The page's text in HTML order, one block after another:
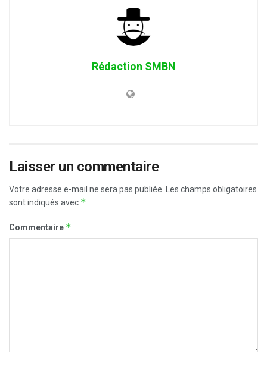
Rédaction SMBN
Laisser un commentaire
Votre adresse e-mail ne sera pas publiée.
Les champs obligatoires
sont indiqués avec *
Commentaire *